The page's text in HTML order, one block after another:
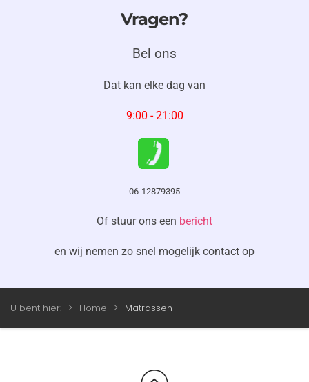
Vragen?
Bel ons
Dat kan elke dag van
9:00 - 21:00
06-12879395
Of stuur ons een bericht
en wij nemen zo snel mogelijk contact op
U bent hier: Home Matrassen